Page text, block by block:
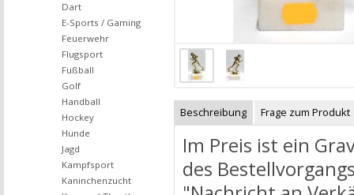
Beschreibung Frage zum Produkt
Im Preis ist ein
des
Dart
E-Sports / Gaming
Feuerwehr
Flugsport
Fußball
Golf
Handball
Hockey
Hunde
Jagd
Kampfsport
Kaninchenzucht